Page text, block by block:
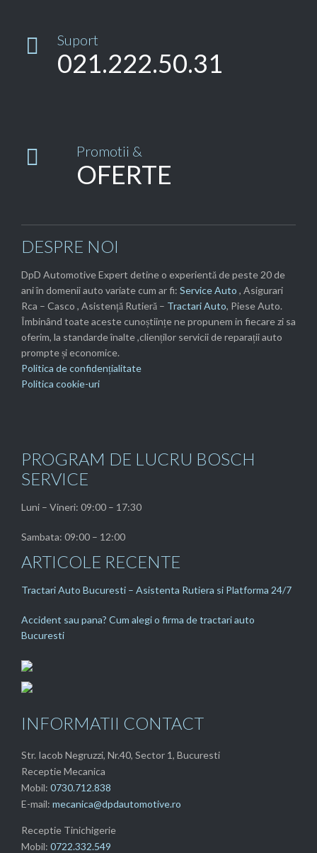
 Suport
021.222.50.31
 Promotii &
OFERTE
DESPRE NOI
DpD Automotive Expert detine o experientă de peste 20 de
ani în domenii auto variate cum ar fi: Service Auto , Asigurari
Rca – Casco , Asistență Rutieră – Tractari Auto, Piese Auto.
Îmbinând toate aceste cunoștiințe ne propunem in fiecare zi sa
oferim, la standarde înalte ,clienților servicii de reparații auto
prompte și economice.
Politica de confidențialitate
Politica cookie-uri
PROGRAM DE LUCRU BOSCH
SERVICE
Luni – Vineri: 09:00 – 17:30
Sambata: 09:00 – 12:00
ARTICOLE RECENTE
Tractari Auto Bucuresti – Asistenta Rutiera si Platforma 24/7
Accident sau pana? Cum alegi o firma de tractari auto
Bucuresti
INFORMATII CONTACT
Str. Iacob Negruzzi, Nr.40, Sector 1, Bucuresti
Receptie Mecanica
Mobil: 0730.712.838
E-mail: mecanica@dpdautomotive.ro
Receptie Tinichigerie
Mobil: 0722.332.549